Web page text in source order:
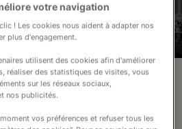
Bernadette !
:
projets
FSE - Le Collège
votre navigation
! Les cookies nous aident à adapter nos
plus d'engagement.
utilisent des cookies afin d'améliorer
réaliser des statistiques de visites, vous
sur les réseaux sociaux,
nos publicités.
vos préférences et refuser tous les